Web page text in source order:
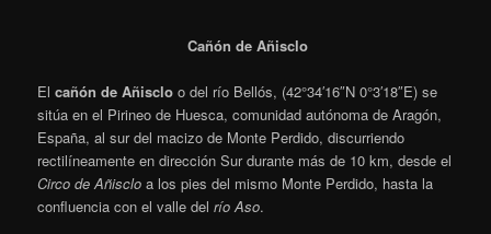
Cañón de Añisclo
Elcañón de Añisclo o del río Bellós, (42°34′16″N 0°3′18″E) se
sitúa en el Pirineo de Huesca, comunidad autónoma de Aragón,
España, al sur del macizo de Monte Perdido, discurriendo
rectilíneamente en dirección Sur durante más de 10 km, desde el
Circo de Añisclo a los pies del mismo Monte Perdido, hasta la
confluencia con el valle delrío Aso.